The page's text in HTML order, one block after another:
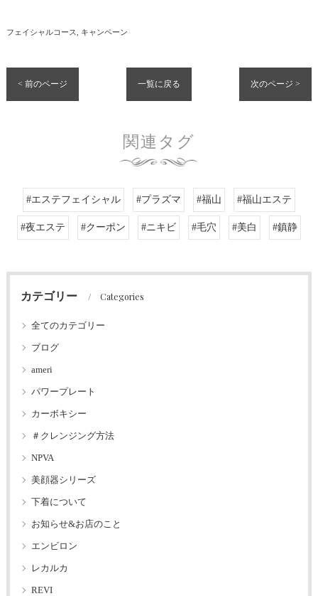
フェイシャルコース キャンペーン
< 前のページ 一覧に戻る 次のページ >
関連タグ
#エステフェイシャル #プラズマ #福山 #福山エステ
#夜エステ #クーポン #ニキビ #毛穴 #美白 #鎮静
カテゴリー Categories
全てのカテゴリー
ブログ
ameri
パワープレート
カーボキシー
＃クレンジング方法
NPVA
美顔器シリーズ
下着について
お知らせ&お店のこと
エンビロン
レカルカ
REVI